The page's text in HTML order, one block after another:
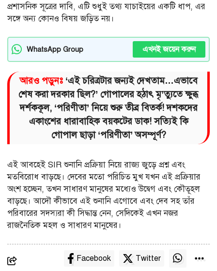
প্রশাসনিক সূত্রের দাবি, এটি শুধুই তথ্য যাচাইয়ের একটি ধাপ, এর
সঙ্গে অন্য কোনও বিষয় জড়িত নয়।
WhatsApp Group এখনই জয়েন করুন
আরও পড়ুনঃ ‘এই চরিত্রটার জন্যই দেখতাম…এভাবে
শেষ করা দরকার ছিল?’ গোপালের হঠাৎ মৃ’ত্যুতে ক্ষুব্ধ
দর্শককূল, ‘পরিণীতা’ নিয়ে শুরু তীব্র বিতর্ক! দশকদের
একাংশের ধারাবাহিক বয়কটের ডাক! সত্যিই কি
গোপাল ছাড়া ‘পরিণীতা’ অসম্পূর্ণ?
এই আবহেই SIR শুনানি প্রক্রিয়া নিয়ে রাজ্য জুড়ে প্রশ্ন এবং
মতবিরোধ বাড়ছে। দেবের মতো পরিচিত মুখ যখন এই প্রক্রিয়ার
অংশ হচ্ছেন, তখন সাধারণ মানুষের মধ্যেও উদ্বেগ এবং কৌতূহল
বাড়ছে। আদৌ কীভাবে এই শুনানি এগোবে এবং দেব সহ তাঁর
পরিবারের সদস্যরা কী সিদ্ধান্ত নেন, সেদিকেই এখন নজর
রাজনৈতিক মহল ও সাধারণ মানুষের।
Facebook Twitter